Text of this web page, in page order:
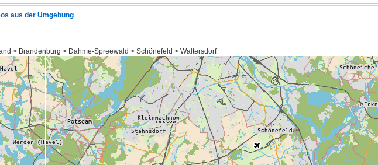
aus der Umgebung
> Brandenburg > Dahme-Spreewald > Schönefeld > Waltersdorf